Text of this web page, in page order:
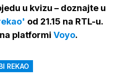
u kvizu – doznajte u
od 21.15 na RTL-u.
platformi Voyo.
REKAO